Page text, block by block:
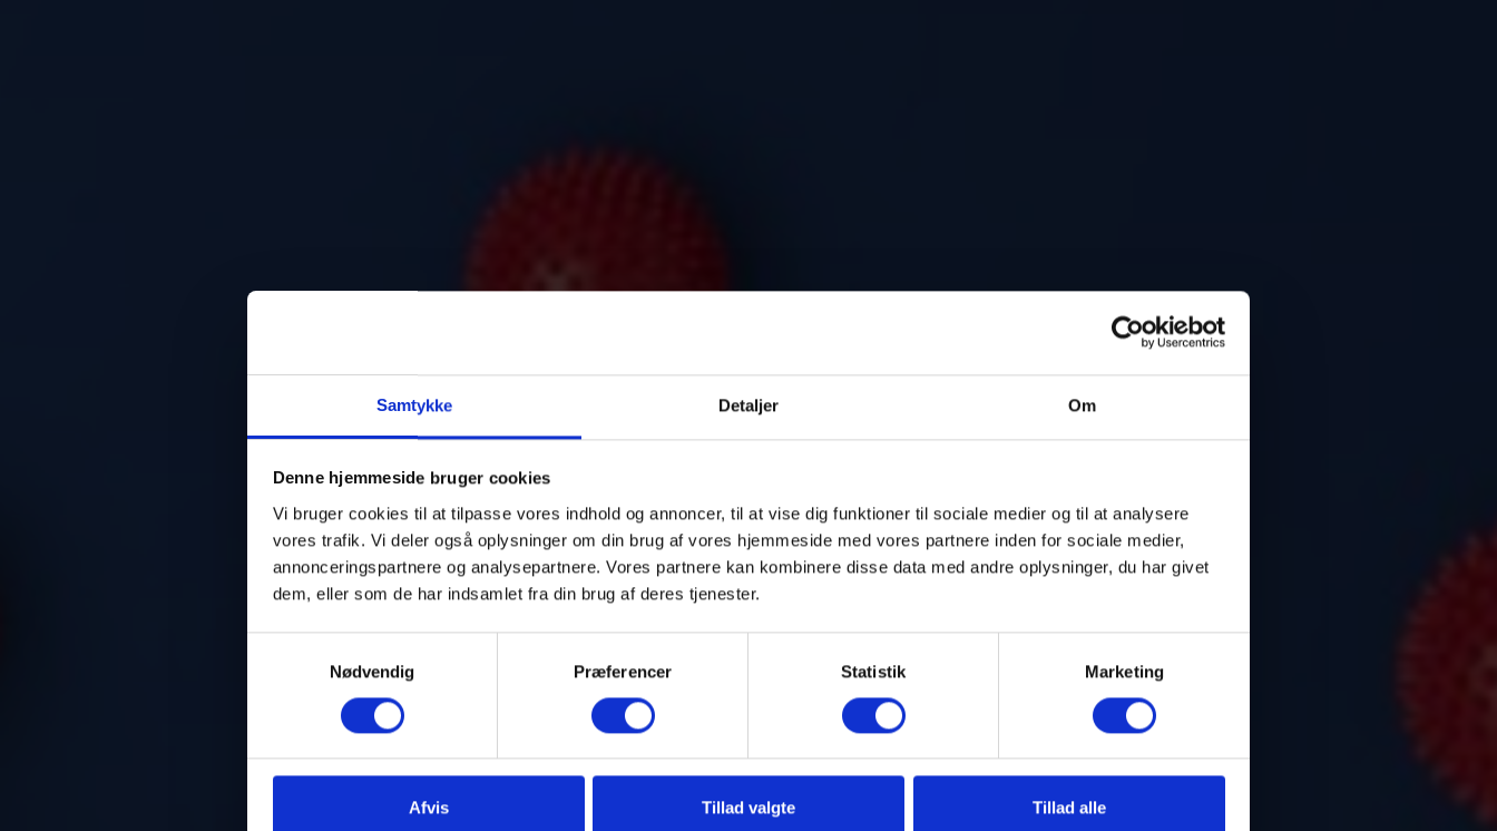
Samtykke Detaljer Om
Denne hjemmeside bruger cookies
Vi bruger cookies til at tilpasse vores indhold og annoncer, til at vise dig funktioner til sociale medier og til at analysere
vores trafik. Vi deler også oplysninger om din brug af vores hjemmeside med vores partnere inden for sociale medier,
annonceringspartnere og analysepartnere. Vores partnere kan kombinere disse data med andre oplysninger, du har givet
dem, eller som de har indsamlet fra din brug af deres tjenester.
Nødvendig
Præferencer Statistik Marketing
Afvis Tillad valgte Tillad alle